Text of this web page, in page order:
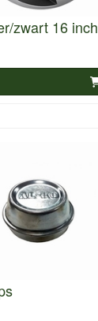
zwart 16 inch